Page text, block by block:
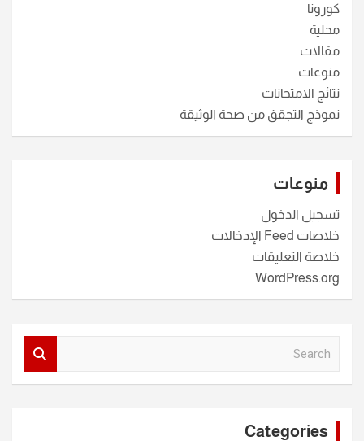
كورونا
محلية
مقالات
منوعات
نتائج الامتحانات
نموذج التجقق من صحة الوثيقة
منوعات
تسجيل الدخول
خلاصات Feed الإدخالات
خلاصة التعليقات
WordPress.org
Categories